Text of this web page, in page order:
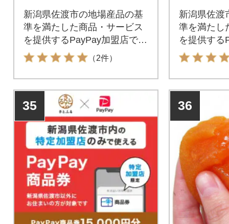
新潟県佐渡市の地場産品の基
準を満たした商品・サービス
を提供するPayPay加盟店での
お支払いにご利用いただけま
す。新潟県佐渡市在住の方は
PayPay商品券を受け取れませ
んのでご注意ください。
（2件）
新潟県佐渡
準を満たし
を提供する
お支払いに
す。新潟県
PayPay商
んのでご注
35 36